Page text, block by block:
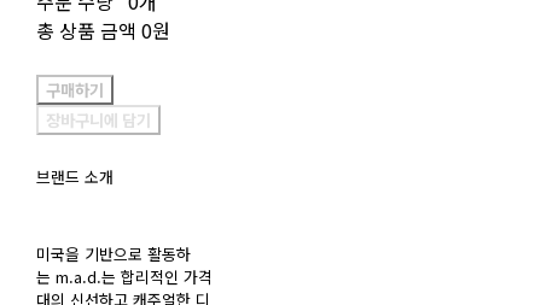
총 상품 금액 0원
구매하기
장바구니에 담기
브랜드 소개
미국을 기반으로 활동하
는 m.a.d.는 합리적인 가격
대의 신선하고 캐주얼한 디